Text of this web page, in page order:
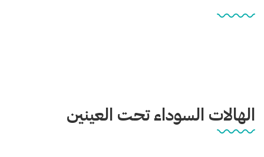
الهالات السوداء تحت العينين